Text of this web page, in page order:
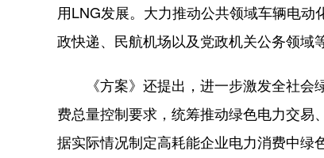
用LNG发展。大力推动公共领域车辆电
政快递、民航机场以及党政机关公务领域
《方案》还提出，进一步激发全社会
费总量控制要求，统筹推动绿色电力交
据实际情况制定高耗能企业电力消费中绿